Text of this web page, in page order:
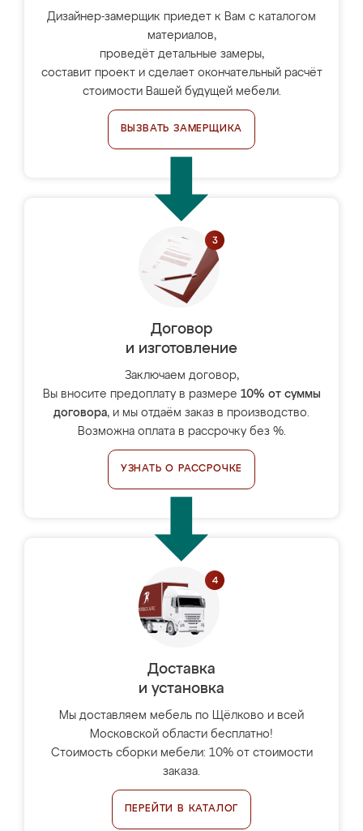
Дизайнер-замерщик приедет к Вам с каталогом
материалов,
проведёт детальные замеры,
составит проект и сделает окончательный расчёт
стоимости Вашей будущей мебели.
ВЫЗВАТЬ ЗАМЕРЩИКА
Договор
и изготовление
Заключаем договор,
Вы вносите предоплату в размере 10% от суммы
договора, и мы отдаём заказ в производство.
Возможна оплата в рассрочку без %.
УЗНАТЬ О РАССРОЧКЕ
Доставка
и установка
Мы доставляем мебель по Щёлково и всей
Московской области бесплатно!
Стоимость сборки мебели: 10% от стоимости
заказа.
ПЕРЕЙТИ В КАТАЛОГ